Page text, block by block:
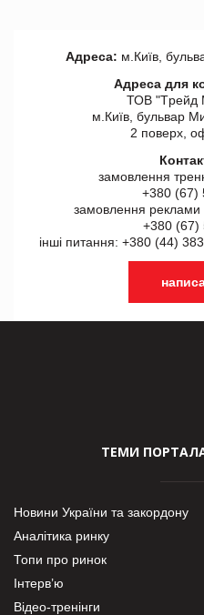
Адреса: м.Київ,
Адреса для
ТОВ "Tрейд
м.Київ, бульвар
2 поверх,
замовлення
+380 (67)
замовлення реклами
+380 (67)
інші питання: +380 (44)
ТЕМИ ПОРТАЛА
Новини України та закордону
Аналітика ринку
Топи про ринок
Інтерв’ю
Відео-тренінги